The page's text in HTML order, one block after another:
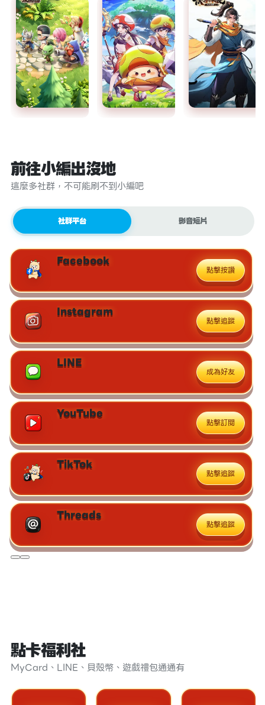
前往小編出沒地
這麼多社群，不可能刷不到小編吧
社群平台 影音短片
Facebook
點擊按讚
Instagram
點擊追蹤
LINE
成為好友
YouTube
點擊訂閱
TikTok
點擊追蹤
Threads
點擊追蹤
點卡福利社
MyCard、LINE、貝殼幣、遊戲禮包通通有